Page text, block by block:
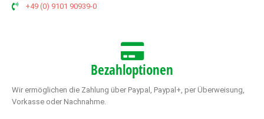
+49 (0) 9101 90939-0
Bezahloptionen
Wir ermöglichen die Zahlung über Paypal, Paypal+, per Überweisung,
Vorkasse oder Nachnahme.